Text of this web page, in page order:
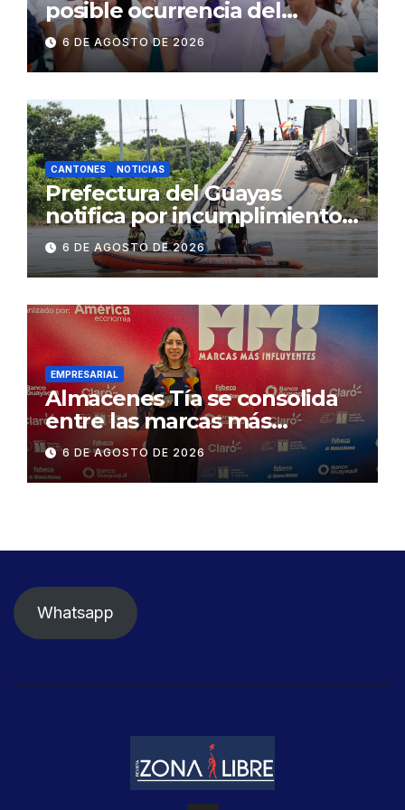
posible ocurrencia del
fenómeno de El Niño:
Gobierno Nacional capacita a
2.500 jóvenes
6 DE AGOSTO DE 2026
CANTONES NOTICIAS
Prefectura del Guayas
notifica por incumplimiento
contractual a la
Concesionaria CONORTE y
exige celeridad en
desmontaje del puente
Gonzalo Icaza Cornejo, en
Daule
6 DE AGOSTO DE 2026
EMPRESARIAL
Almacenes Tía se consolida
entre las marcas más
influyentes del Ecuador
6 DE AGOSTO DE 2026
Whatsapp